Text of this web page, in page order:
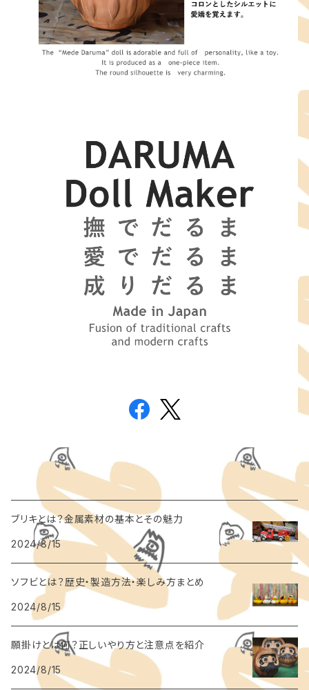
ブリキとは？金属素材の基本とその魅力
2024/8/15
ソフビとは？歴史・製造方法・楽しみ方まとめ
2024/8/15
願掛けとは何？正しいやり方と注意点を紹介
2024/8/15